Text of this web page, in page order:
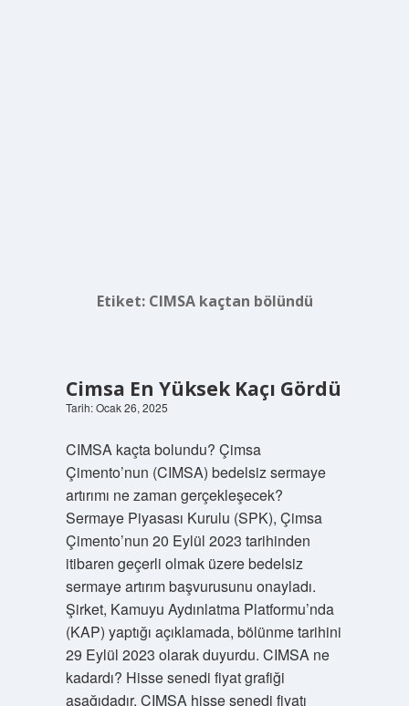
Etiket: CIMSA kaçtan bölündü
Cimsa En Yüksek Kaçı Gördü
Tarih: Ocak 26, 2025
CIMSA kaçta bolundu? Çimsa
Çimento’nun (CIMSA) bedelsiz sermaye
artırımı ne zaman gerçekleşecek?
Sermaye Piyasası Kurulu (SPK), Çimsa
Çimento’nun 20 Eylül 2023 tarihinden
itibaren geçerli olmak üzere bedelsiz
sermaye artırım başvurusunu onayladı.
Şirket, Kamuyu Aydınlatma Platformu’nda
(KAP) yaptığı açıklamada, bölünme tarihini
29 Eylül 2023 olarak duyurdu. CIMSA ne
kadardı? Hisse senedi fiyat grafiği
aşağıdadır. CIMSA hisse senedi fiyatı